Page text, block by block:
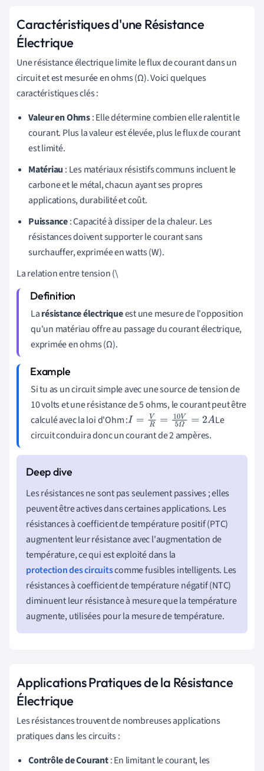
Caractéristiques d'une Résistance
Électrique
Une résistance électrique limite le flux de courant dans un
circuit et est mesurée en ohms (Ω). Voici quelques
caractéristiques clés :
Valeur en Ohms: Elle détermine combien elle ralentit le
courant. Plus la valeur est élevée, plus le flux de courant
est limité.
Matériau : Les matériaux résistifs communs incluent le
carbone et le métal, chacun ayant ses propres
applications, durabilité et coût.
Puissance: Capacité à dissiper de la chaleur. Les
résistances doivent supporter le courant sans
surchauffer, exprimée en watts (W).
La relation entre tension (\
Larésistance électriqueest une mesure de l'opposition
qu'un matériau offre au passage du courant électrique,
exprimée en ohms (Ω).
Si tu as un circuit simple avec une source de tension de
10 volts et une résistance de 5 ohms, le courant peut être
calculé avec la loi d'Ohm :I= VR =10 V5 Ω=2A
Le
circuit conduira donc un courant de 2 ampères.
Les résistances ne sont pas seulement passives ; elles
peuvent être actives dans certaines applications. Les
résistances à coefficient de température positif (PTC)
augmentent leur résistance avec l'augmentation de
température, ce qui est exploité dans la
protection des circuitscomme fusibles intelligents. Les
résistances à coefficient de température négatif (NTC)
diminuent leur résistance à mesure que la température
augmente, utilisées pour la mesure de température.
Applications Pratiques de la Résistance
Électrique
Les résistances trouvent de nombreuses applications
pratiques dans les circuits :
Contrôle de Courant: En limitant le courant, les